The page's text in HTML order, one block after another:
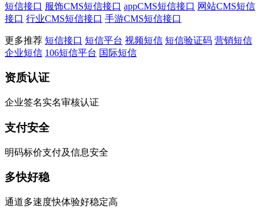
短信接口 服饰CMS短信接口 appCMS短信接口 网站CMS短信
接口 行业CMS短信接口 手游CMS短信接口
更多推荐 短信接口 短信平台 视频短信 短信验证码 营销短信
企业短信 106短信平台 国际短信
资质认证
企业签名实名审核认证
支付安全
明码标价支付及信息安全
多快好稳
通道多速度快体验好稳定高